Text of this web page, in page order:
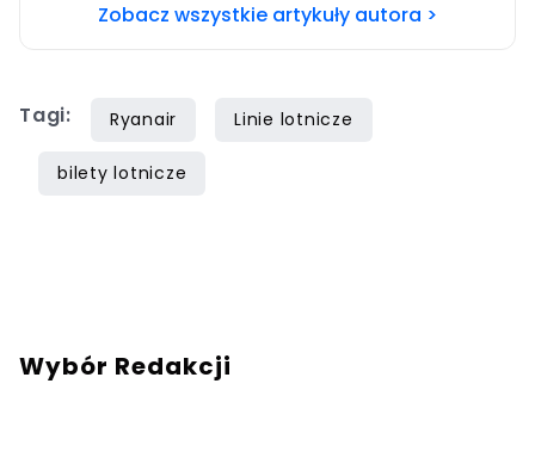
Zobacz wszystkie artykuły autora >
Tagi: Ryanair Linie lotnicze
bilety lotnicze
Wybór Redakcji